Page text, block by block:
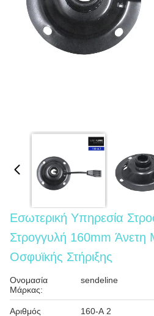
Εσωτερική Υπηρεσία
Στρογγυλή 160mm Άνετη
Οσφυϊκής Στήριξης
Ονομασία
Μάρκας:
sendeline
Αριθμός
160-Α 2